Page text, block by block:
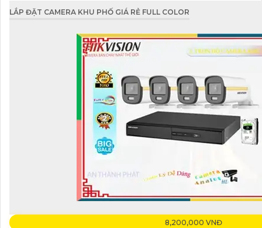
LẮP ĐẶT CAMERA KHU PHỐ GIÁ RẺ FULL COLOR
8,200,000 VNĐ